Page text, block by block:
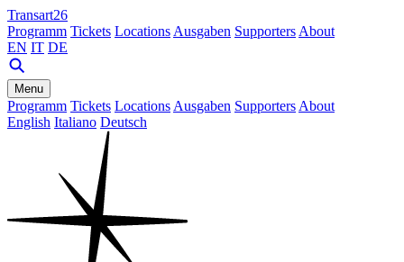
Transart26
Programm Tickets Locations Ausgaben Supporters About
EN IT DE
Menu
Programm Tickets Locations Ausgaben Supporters About
English Italiano Deutsch